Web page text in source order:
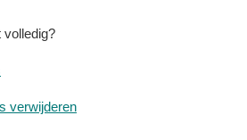
volledig?
verwijderen